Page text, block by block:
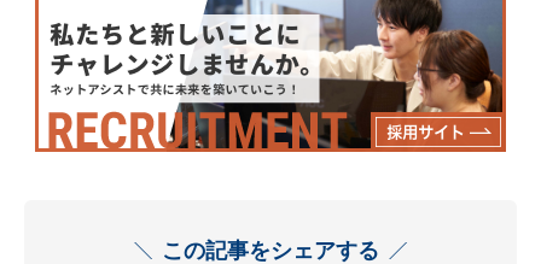
この記事をシェアする